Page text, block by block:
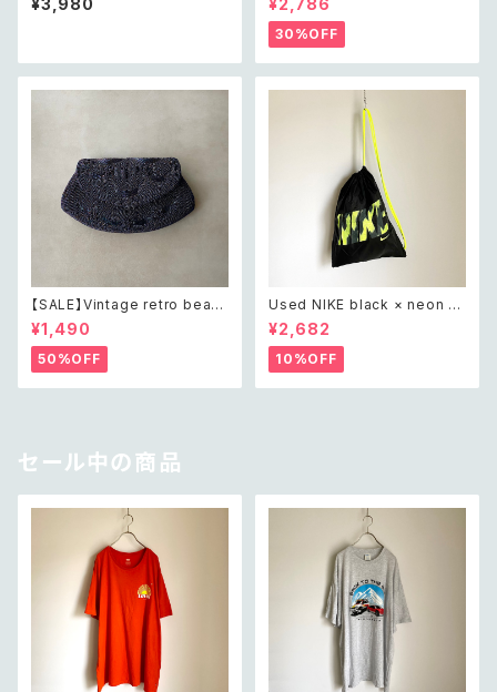
n clutch bag レトロ ヴィンテ
チバッグ
¥3,980
ag レトロ ヴィンテージ ウェー
ブ デザイン ブラック 黒 ビーズ
刺繍 バッグ
¥2,786
30%OFF
【SALE】Vintage retro bead
s embroidery navy blue po
uch レトロ ヴィンテージ ホワイ
ト ビーズ刺繍 ネイビー 紺色 ポ
ーチ
¥1,490
50%OFF
Used NIKE black × neon y
ellow one shoulder knaps
ack レトロ ユーズド ナイキ ブ
ラック×ネオンイエロー ワンショ
ルダー ナップサック
¥2,682
10%OFF
セール中の商品